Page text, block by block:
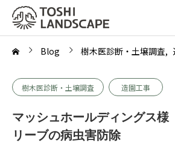
Blog 樹木医診断・土壌調査
樹木医診断・土壌調査 造園工事
マッシュホールディングス
リーブの病虫害防除